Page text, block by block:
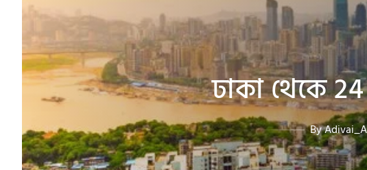
ঢাকা থেকে
By